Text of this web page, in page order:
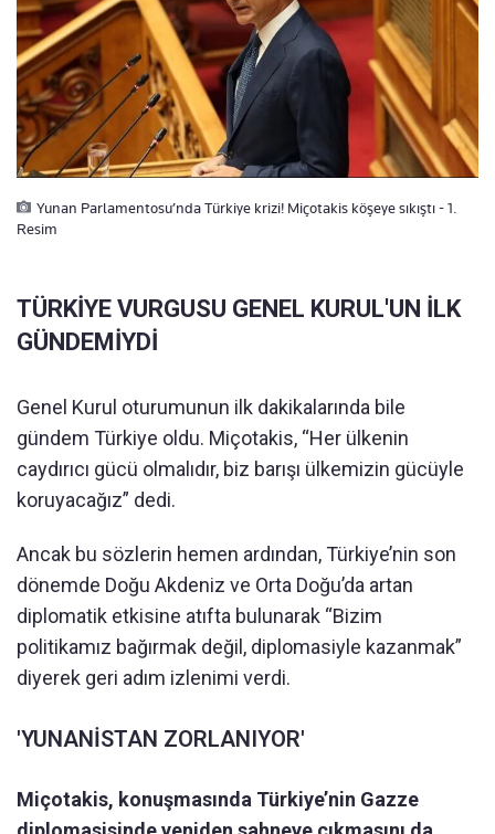
Yunan Parlamentosu’nda Türkiye krizi! Miçotakis köşeye sıkıştı - 1.
Resim
TÜRKİYE VURGUSU GENEL KURUL'UN İLK
GÜNDEMİYDİ
Genel Kurul oturumunun ilk dakikalarında bile
gündem Türkiye oldu. Miçotakis, “Her ülkenin
caydırıcı gücü olmalıdır, biz barışı ülkemizin gücüyle
koruyacağız” dedi.
Ancak bu sözlerin hemen ardından, Türkiye’nin son
dönemde Doğu Akdeniz ve Orta Doğu’da artan
diplomatik etkisine atıfta bulunarak “Bizim
politikamız bağırmak değil, diplomasiyle kazanmak”
diyerek geri adım izlenimi verdi.
'YUNANİSTAN ZORLANIYOR'
Miçotakis, konuşmasında Türkiye’nin Gazze